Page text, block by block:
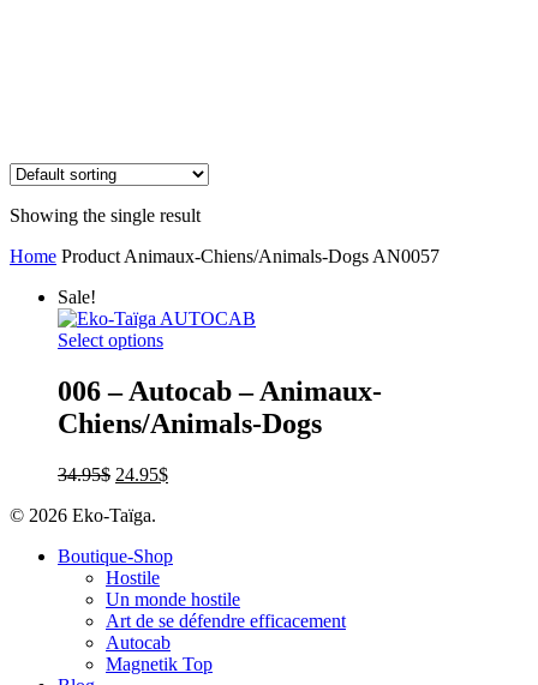
Showing the single result
Home Product Animaux-Chiens/Animals-Dogs AN0057
Sale!
Select options
006 – Autocab – Animaux-
Chiens/Animals-Dogs
34.95$ 24.95$
© 2026 Eko-Taïga.
Boutique-Shop
Hostile
Un monde hostile
Art de se défendre efficacement
Autocab
Magnetik Top